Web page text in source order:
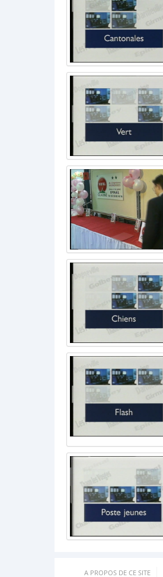
A PROPOS DE CE SITE